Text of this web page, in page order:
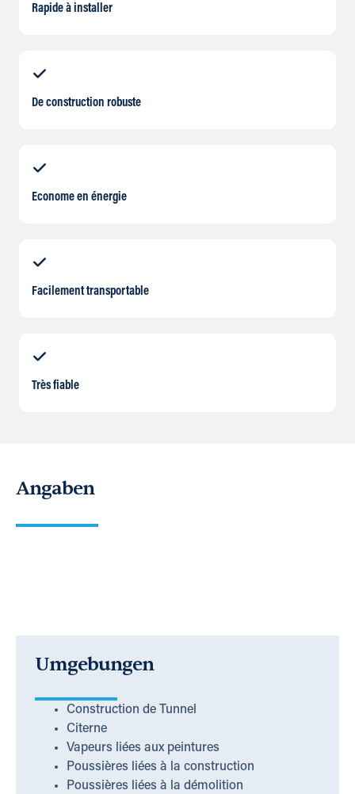
Rapide à installer
De construction robuste
Econome en énergie
Facilement transportable
Très fiable
Angaben
Umgebungen
Construction de Tunnel
Citerne
Vapeurs liées aux peintures
Poussières liées à la construction
Poussières liées à la démolition